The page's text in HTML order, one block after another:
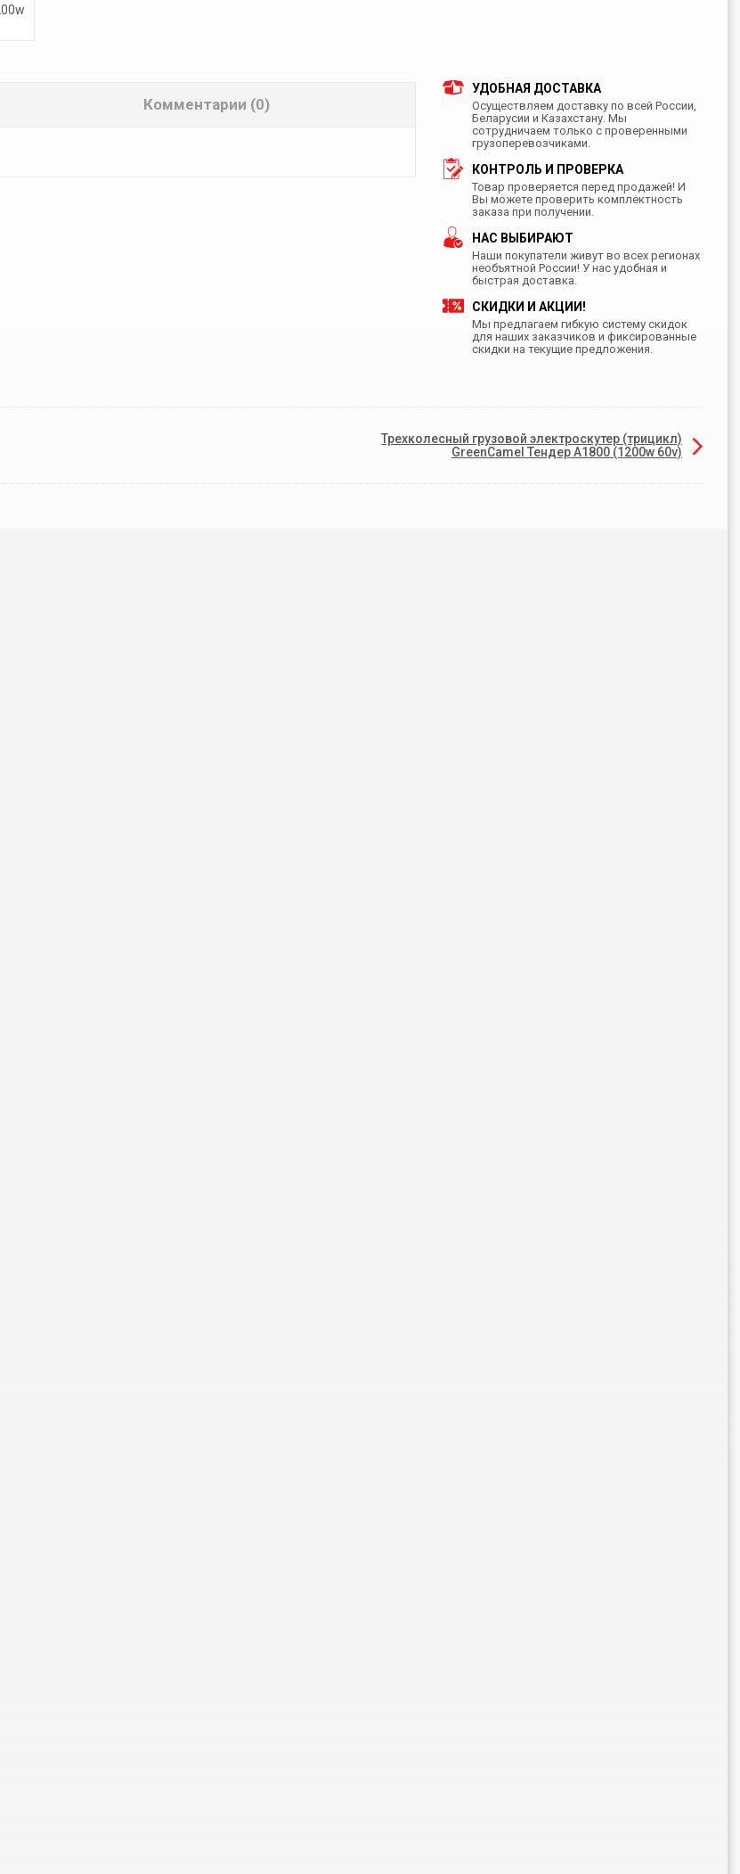
Комментарии (0)
УДОБНАЯ ДОСТАВКА
Осуществляем доставку по всей России,
Беларусии и Казахстану. Мы
сотрудничаем только с проверенными
грузоперевозчиками.
КОНТРОЛЬ И ПРОВЕРКА
Товар проверяется перед продажей! И
Вы можете проверить комплектность
заказа при получении.
НАС ВЫБИРАЮТ
Наши покупатели живут во всех регионах
необъятной России! У нас удобная и
быстрая доставка.
СКИДКИ И АКЦИИ!
Мы предлагаем гибкую систему скидок
для наших заказчиков и фиксированные
скидки на текущие предложения.
Трехколесный грузовой электроскутер (трицикл)
GreenCamel Тендер A1800 (1200w 60v)